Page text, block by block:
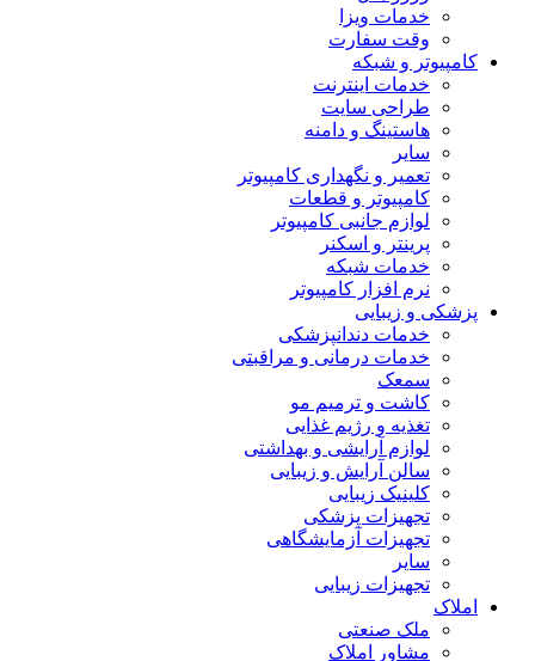
خدمات ویزا
وقت سفارت
کامپیوتر و شبکه
خدمات اینترنت
طراحی سایت
هاستینگ و دامنه
سایر
تعمیر و نگهداری کامپیوتر
کامپیوتر و قطعات
لوازم جانبی کامپیوتر
پرینتر و اسکنر
خدمات شبکه
نرم افزار کامپیوتر
پزشکی و زیبایی
خدمات دندانپزشکی
خدمات درمانی و مراقبتی
سمعک
کاشت و ترمیم مو
تغذیه و رژیم غذایی
لوازم آرایشی و بهداشتی
سالن آرایش و زیبایی
کلینیک زیبایی
تجهیزات پزشکی
تجهیزات آزمایشگاهی
سایر
تجهیزات زیبایی
املاک
ملک صنعتی
مشاور املاک